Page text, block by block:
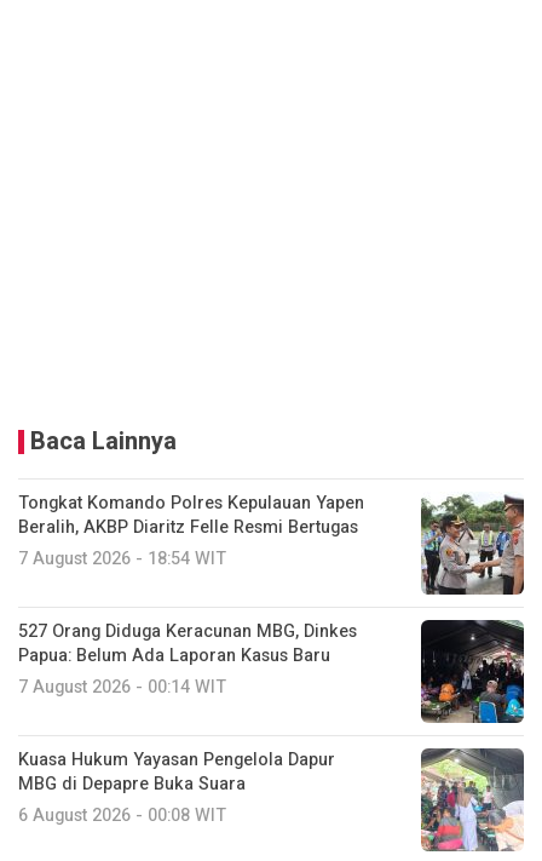
Baca Lainnya
Tongkat Komando Polres Kepulauan Yapen
Beralih, AKBP Diaritz Felle Resmi Bertugas
7 August 2026 - 18:54 WIT
527 Orang Diduga Keracunan MBG, Dinkes
Papua: Belum Ada Laporan Kasus Baru
7 August 2026 - 00:14 WIT
Kuasa Hukum Yayasan Pengelola Dapur
MBG di Depapre Buka Suara
6 August 2026 - 00:08 WIT